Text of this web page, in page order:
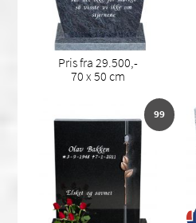
Pris fra 29.500,-
70 x 50 cm
99